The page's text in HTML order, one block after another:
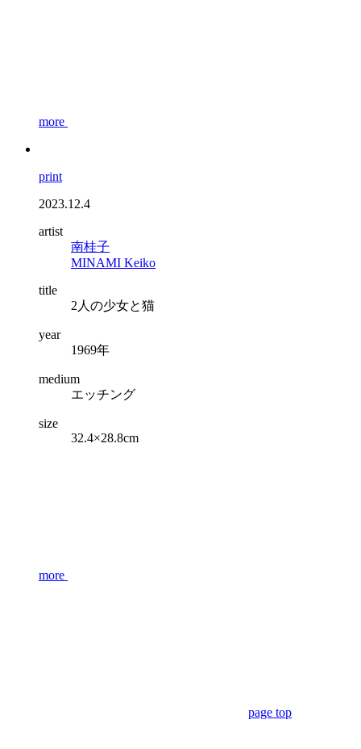
more
print
2023.12.4
artist
南桂子
MINAMI Keiko
title
2人の少女と猫
year
1969年
medium
エッチング
size
32.4×28.8cm
more
page top